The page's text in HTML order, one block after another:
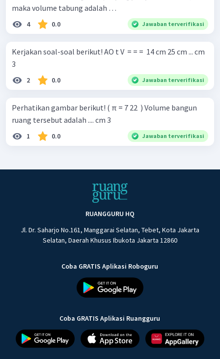
maka volume tabung adalah …
4 0.0 Jawaban terverifikasi
Kerjakan soal-soal berikut! AO t V ​ = = = ​ 14 cm 25 cm ... cm
3 ​
2 0.0 Jawaban terverifikasi
Perhatikan gambar berikut! ( π = 7 22 ​ ) Volume bangun
ruang tersebut adalah .... cm 3
1 0.0 Jawaban terverifikasi
RUANGGURU HQ
Jl. Dr. Saharjo No.161, Manggarai Selatan, Tebet, Kota Jakarta
Selatan, Daerah Khusus Ibukota Jakarta 12860
Coba GRATIS Aplikasi Roboguru
Coba GRATIS Aplikasi Ruangguru